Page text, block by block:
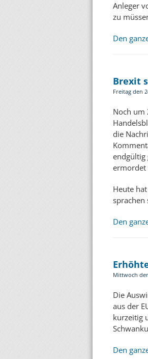
Anleger
zu
Den
Brexit
Freitag den
Noch um
die
endgültig
ermordet
Heute
sprachen
Den
Mittwoch
Die
aus der
kurzeitig
Den